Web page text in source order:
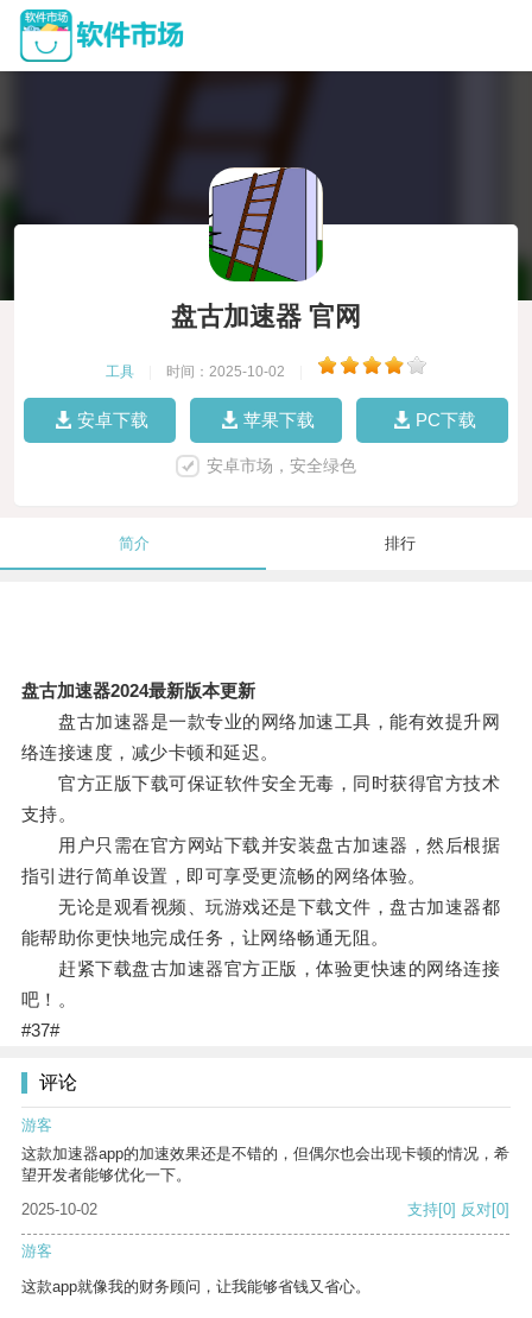
盘古加速器 官网
工具 时间：2025-10-02
安卓下载 苹果下载 PC下载
安卓市场，安全绿色
简介 排行
盘古加速器2024最新版本更新
盘古加速器是一款专业的网络加速工具，能有效提升网
络连接速度，减少卡顿和延迟。
官方正版下载可保证软件安全无毒，同时获得官方技术
支持。
用户只需在官方网站下载并安装盘古加速器，然后根据
指引进行简单设置，即可享受更流畅的网络体验。
无论是观看视频、玩游戏还是下载文件，盘古加速器都
能帮助你更快地完成任务，让网络畅通无阻。
赶紧下载盘古加速器官方正版，体验更快速的网络连接
吧！。
#37#
评论
游客
这款加速器app的加速效果还是不错的，但偶尔也会出现卡顿的情况，希
望开发者能够优化一下。
2025-10-02
支持[0] 反对[0]
游客
这款app就像我的财务顾问，让我能够省钱又省心。